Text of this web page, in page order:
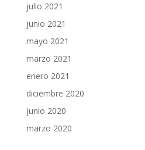
julio 2021
junio 2021
mayo 2021
marzo 2021
enero 2021
diciembre 2020
junio 2020
marzo 2020